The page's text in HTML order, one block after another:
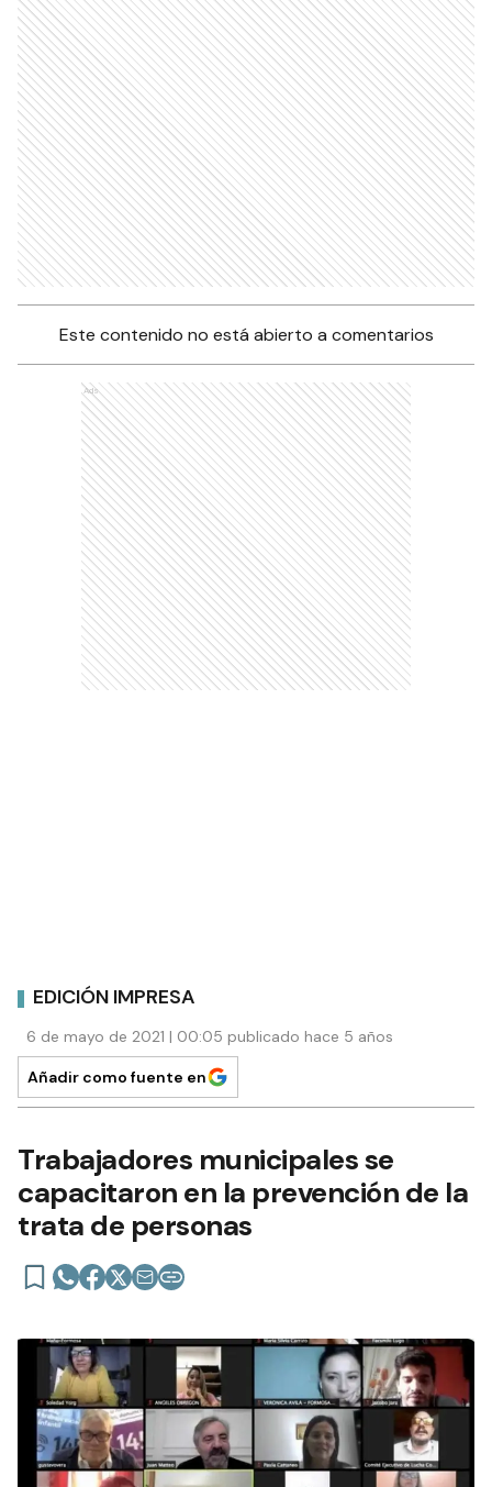
Este contenido no está abierto a comentarios
Ads
EDICIÓN IMPRESA
6 de mayo de 2021 | 00:05 publicado hace 5 años
Añadir como fuente en
Trabajadores municipales se
capacitaron en la prevención de la
trata de personas